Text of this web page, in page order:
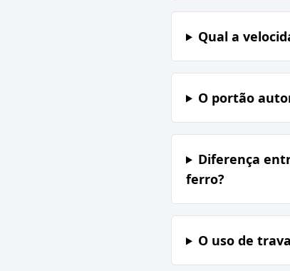
Qual a
O portão
Diferença
ferro?
O uso de